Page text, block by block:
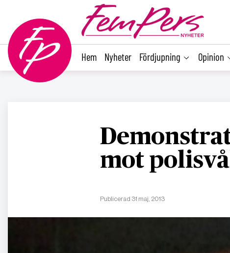
Hem Nyheter Fördjupning Opinion
mot
Publicerad 31 maj, 2013